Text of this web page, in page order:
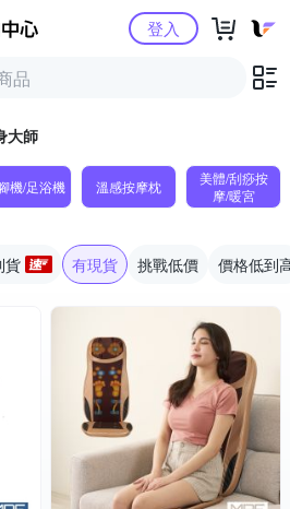
Yahoo購物中心登入
大師
機/足浴機 溫感按摩枕
美體/刮痧按
摩/暖宮
貨 有現貨 挑戰低價 價格低到